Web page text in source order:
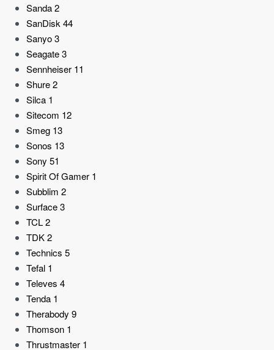
Sanda2
SanDisk44
Sanyo3
Seagate3
Sennheiser 11
Shure2
Silca 1
Sitecom 12
Smeg 13
Sonos 13
Sony 51
Spirit Of Gamer 1
Subblim 2
Surface3
TCL2
TDK2
Technics 5
Tefal 1
Televes 4
Tenda 1
Therabody 9
Thomson 1
Thrustmaster 1